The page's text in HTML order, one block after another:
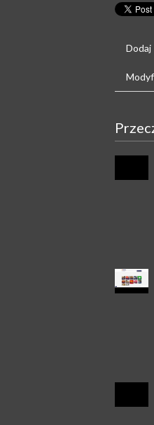
Dodaj